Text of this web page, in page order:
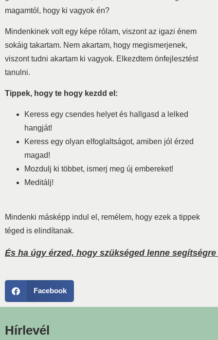
magamtól, hogy ki vagyok én?
Mindenkinek volt egy képe rólam, viszont az igazi énem
sokáig takartam. Nem akartam, hogy megismerjenek,
viszont tudni akartam ki vagyok. Elkezdtem önfejlesztést
tanulni.
Tippek, hogy te hogy kezdd el:
Keress egy csendes helyet és hallgasd a lelked
hangját!
Keress egy olyan elfoglaltságot, amiben jól érzed
magad!
Mozdulj ki többet, ismerj meg új embereket!
Meditálj!
Mindenki másképp indul el, remélem, hogy ezek a tippek
téged is elindítanak.
És ha úgy érzed, hogy szükséged lenne
Facebook
Hírlevél